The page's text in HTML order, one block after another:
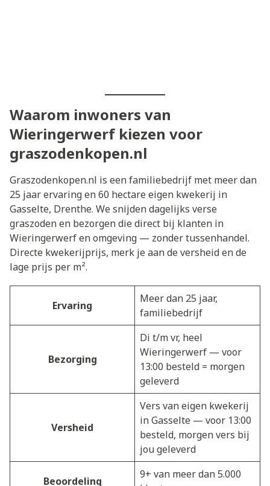
Waarom inwoners van
Wieringerwerf kiezen voor
graszodenkopen.nl
Graszodenkopen.nl is een familiebedrijf met meer dan
25 jaar ervaring en 60 hectare eigen kwekerij in
Gasselte, Drenthe. We snijden dagelijks verse
graszoden en bezorgen die direct bij klanten in
Wieringerwerf en omgeving — zonder tussenhandel.
Directe kwekerijprijs, merk je aan de versheid en de
lage prijs per m².
Ervaring
Meer dan 25 jaar,
familiebedrijf
Bezorging
Di t/m vr, heel
Wieringerwerf — voor
13:00 besteld = morgen
geleverd
Versheid
Vers van eigen kwekerij
in Gasselte — voor 13:00
besteld, morgen vers bij
jou geleverd
Beoordeling
9+ van meer dan 5.000